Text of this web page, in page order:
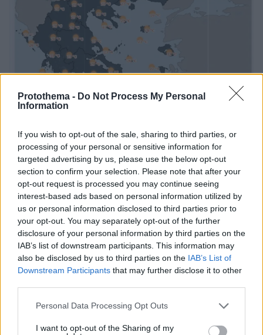
Protothema - Do Not Process My Personal
Information
If you wish to opt-out of the sale, sharing to third parties, or
processing of your personal or sensitive information for
targeted advertising by us, please use the below opt-out
section to confirm your selection. Please note that after your
opt-out request is processed you may continue seeing
interest-based ads based on personal information utilized by
us or personal information disclosed to third parties prior to
your opt-out. You may separately opt-out of the further
disclosure of your personal information by third parties on the
IAB’s list of downstream participants. This information may
also be disclosed by us to third parties on the IAB’s List of
Downstream Participants that may further disclose it to other
Please note that this website/app uses one or more Google
not limited to your visit or usage behaviour. You may click to
Personal Data Processing Opt Outs
I want to opt-out of the Sharing of my
Η θερμοκρασία θα σημειώσει μικρή άνοδο και
θα φτάσει στα ηπειρωτικά τους 32 με 34
βαθμούς, τις Κυκλάδες τους 28 με 29 και στην
υπόλοιπη νησιωτική χώρα τους 30 με 32 τοπικά
στα Δωδεκάνησα τους 33 βαθμούς Κελσίου.